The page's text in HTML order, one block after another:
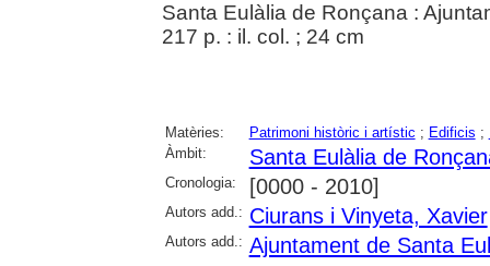
Santa Eulàlia de Ronçana :
217 p. : il. col. ; 24 cm
Matèries: Patrimoni històric i artístic ; Edificis ;
Àmbit:
Santa Eulàlia de
Cronologia: [0000 - 2010]
Autors add.: Ciurans i Vinyeta, Xavier
Autors add.: Ajuntament de Santa